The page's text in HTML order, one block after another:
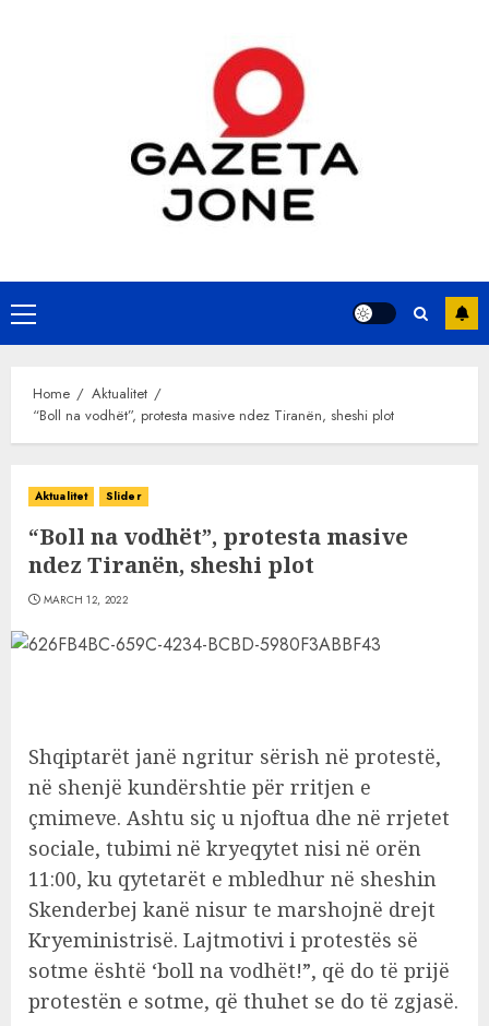
Primary
Menu
Home
Aktualitet
“Boll na vodhët”, protesta masive ndez Tiranën, sheshi plot
Aktualitet Slider
“Boll na vodhët”, protesta masive
ndez Tiranën, sheshi plot
MARCH 12, 2022
Shqiptarët janë ngritur sërish në protestë,
në shenjë kundërshtie për rritjen e
çmimeve. Ashtu siç u njoftua dhe në rrjetet
sociale, tubimi në kryeqytet nisi në orën
11:00, ku qytetarët e mbledhur në sheshin
Skenderbej kanë nisur te marshojnë drejt
Kryeministrisë. Lajtmotivi i protestës së
sotme është ‘boll na vodhët!”, që do të prijë
protestën e sotme, që thuhet se do të zgjasë.